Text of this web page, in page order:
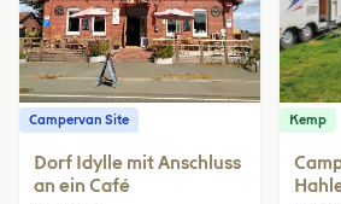
Campervan Site
Dorf Idylle mit Anschluss
an ein Café
Kemp